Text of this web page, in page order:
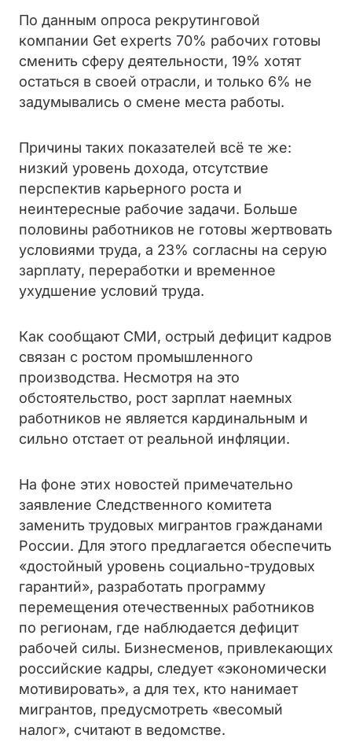
По данным опроса рекрутинговой
компании Get experts 70% рабочих готовы
сменить сферу деятельности, 19% хотят
остаться в своей отрасли, и только 6% не
задумывались о смене места работы.
Причины таких показателей всё те же:
низкий уровень дохода, отсутствие
перспектив карьерного роста и
неинтересные рабочие задачи. Больше
половины работников не готовы жертвовать
условиями труда, а 23% согласны на серую
зарплату, переработки и временное
ухудшение условий труда.
Как сообщают СМИ, острый дефицит кадров
связан с ростом промышленного
производства. Несмотря на это
обстоятельство, рост зарплат наемных
работников не является кардинальным и
сильно отстает от реальной инфляции.
На фоне этих новостей примечательно
заявление Следственного комитета
заменить трудовых мигрантов гражданами
России. Для этого предлагается обеспечить
«достойный уровень социально-трудовых
гарантий», разработать программу
перемещения отечественных работников
по регионам, где наблюдается дефицит
рабочей силы. Бизнесменов, привлекающих
российские кадры, следует «экономически
мотивировать», а для тех, кто нанимает
мигрантов, предусмотреть «весомый
налог», считают в ведомстве.